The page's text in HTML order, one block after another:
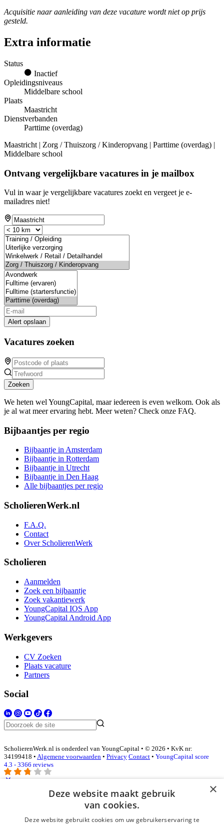
Acquisitie naar aanleiding van deze vacature wordt niet op prijs
gesteld.
Extra informatie
Status
Inactief
Opleidingsniveaus
Middelbare school
Plaats
Maastricht
Dienstverbanden
Parttime (overdag)
Maastricht | Zorg / Thuiszorg / Kinderopvang | Parttime (overdag) |
Middelbare school
Ontvang vergelijkbare vacatures in je mailbox
Vul in waar je vergelijkbare vacatures zoekt en vergeet je e-
mailadres niet!
Alert opslaan
Vacatures zoeken
Zoeken
We heten wel YoungCapital, maar iedereen is even welkom. Ook als
je al wat meer ervaring hebt. Meer weten? Check onze FAQ.
Bijbaantjes per regio
Bijbaantje in Amsterdam
Bijbaantje in Rotterdam
Bijbaantje in Utrecht
Bijbaantje in Den Haag
Alle bijbaantjes per regio
ScholierenWerk.nl
F.A.Q.
Contact
Over ScholierenWerk
Scholieren
Aanmelden
Zoek een bijbaantje
Zoek vakantiewerk
YoungCapital IOS App
YoungCapital Android App
Werkgevers
CV Zoeken
Plaats vacature
Partners
Social
ScholierenWerk.nl is onderdeel van YoungCapital • © 2026 • KvK nr:
34199418 • Algemene voorwaarden • Privacy Contact • YoungCapital score
4.3 - 3366 reviews
Inloggen als bedrijf
E-mail*
×
Deze website maakt gebruik
van cookies.
Deze website gebruikt cookies om uw gebruikerservaring te